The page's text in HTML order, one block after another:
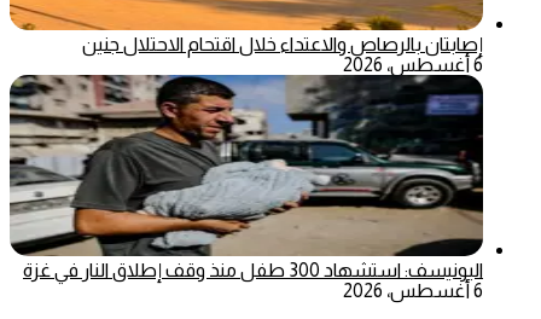
إصابتان بالرصاص والاعتداء خلال اقتحام الاحتلال جنين
6 أغسطس، 2026
اليونيسف: استشهاد 300 طفل منذ وقف إطلاق النار في غزة
6 أغسطس، 2026